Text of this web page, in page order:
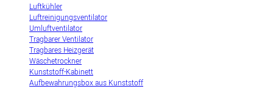
Luftkühler
Luftreinigungsventilator
Umluftventilator
Tragbarer Ventilator
Tragbares Heizgerät
Wäschetrockner
Kunststoff-Kabinett
Aufbewahrungsbox aus Kunststoff